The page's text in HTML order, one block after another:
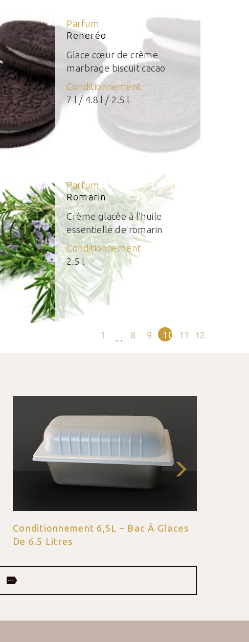
Parfum
Reneréo
Glace cœur de crème
marbrage biscuit cacao
Conditionnement
7 l / 4.8 l / 2.5 l
Parfum
Romarin
Crème glacée à l’huile
essentielle de romarin
Conditionnement
2.5 l
1 … 8 9 10 11 12
Conditionnement 7L – Bac À Glaces De
7 Litre